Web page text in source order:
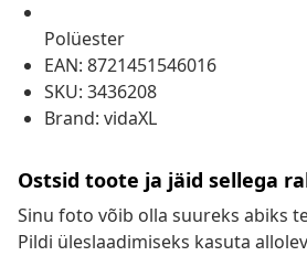
Polüester
EAN: 8721451546016
SKU: 3436208
Brand: vidaXL
Ostsid toote ja jäid sellega
Sinu foto võib olla suureks abiks
Pildi üleslaadimiseks kasuta